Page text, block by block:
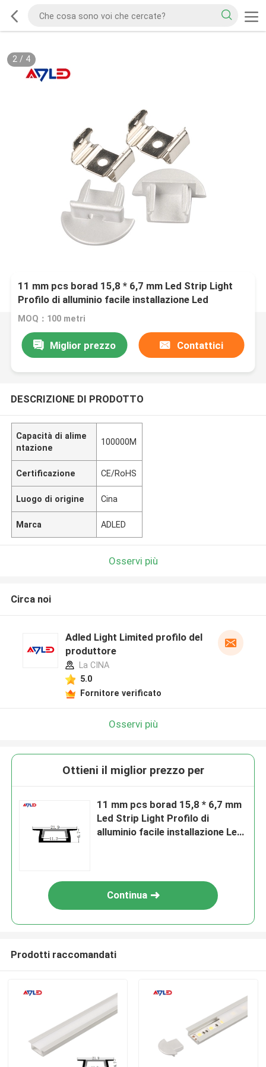
2/ 4
11 mm pcs borad 15,8 * 6,7 mm Led Strip Light
Profilo di alluminio facile installazione Led
alluminio
MOQ：100 metri
Miglior prezzo Contattici
DESCRIZIONE DI PRODOTTO
Capacità di alime
ntazione
100000M
Certificazione CE/RoHS
Luogo di origine Cina
Marca ADLED
Osservi più
Circa noi
Adled Light Limited profilo del
produttore
La CINA
5.0
Fornitore verificato
Osservi più
Ottieni il miglior prezzo per
11 mm pcs borad 15,8 * 6,7 mm
Led Strip Light Profilo di
alluminio facile installazione Led
Continua
Prodotti raccomandati